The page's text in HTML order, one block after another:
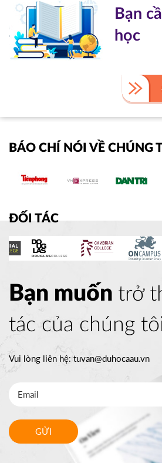
Bạn
học
BÁO CHÍ NÓI VỀ CHÚNG
ĐỐI TÁC
Bạn muốn trở
tác của chúng
Vui lòng liên hệ: tuvan@duhocaau.vn
GỬI